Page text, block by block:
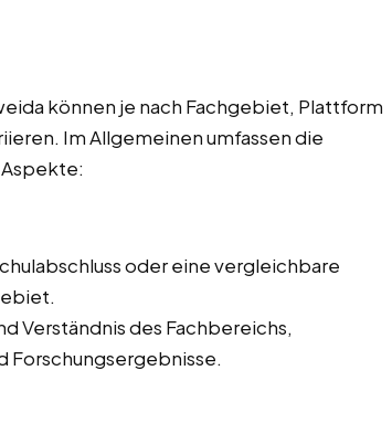
können je nach Fachgebiet, Plattform
Im Allgemeinen umfassen die
oder eine vergleichbare
Verständnis des Fachbereichs,
Forschungsergebnisse.